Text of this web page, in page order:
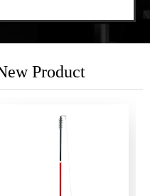
Product